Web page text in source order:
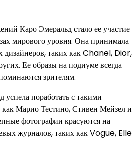
Каро Эмеральд стало ее участие
мирового уровня. Она принимала
дизайнеров, таких как Chanel, Dior,
Ее образы на подиуме всегда
зрителям.
поработать с такими
Марио Тестино, Стивен Мейзел и
фотографии красуются на
журналов, таких как Vogue, Elle